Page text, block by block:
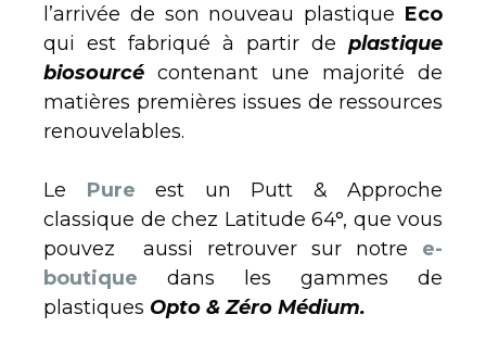
l’arrivée de son nouveau plastique Eco
qui est fabriqué à partir de plastique
biosourcé contenant une majorité de
matières premières issues de ressources
renouvelables.
Le Pure est un Putt & Approche
classique de chez Latitude 64°, que vous
pouvez aussi retrouver sur notre e-
boutique dans les gammes de
plastiques Opto & Zéro Médium.